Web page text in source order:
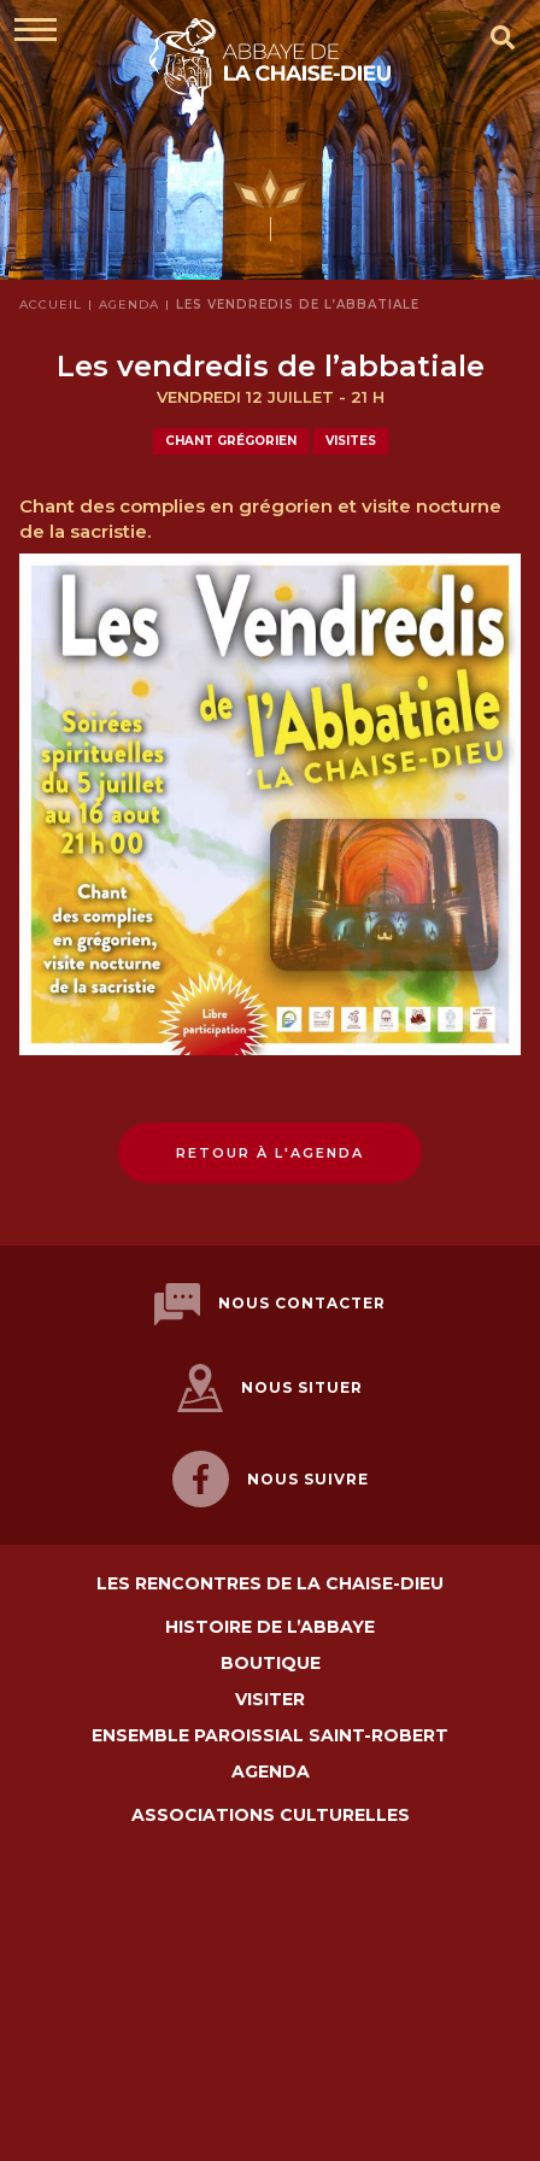
ACCUEIL AGENDA LES VENDREDIS DE L’ABBATIALE
Les vendredis de l’abbatiale
VENDREDI 12 JUILLET - 21 H
CHANT GRÉGORIEN VISITES
Chant des complies en grégorien et visite nocturne
de la sacristie.
RETOUR À L'AGENDA
NOUS CONTACTER
NOUS SITUER
NOUS SUIVRE
LES RENCONTRES DE LA CHAISE-DIEU
HISTOIRE DE L’ABBAYE
BOUTIQUE
VISITER
ENSEMBLE PAROISSIAL SAINT-ROBERT
AGENDA
ASSOCIATIONS CULTURELLES